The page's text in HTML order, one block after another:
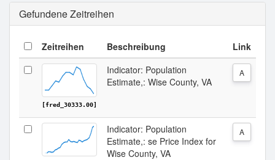
Gefundene Zeitreihen
Zeitreihen Beschreibung Link
[fred_30333.00]
Indicator: Population
Estimate,: Wise County, VA
A
Indicator: Population
Estimate,: se Price Index for
Wise County, VA
A